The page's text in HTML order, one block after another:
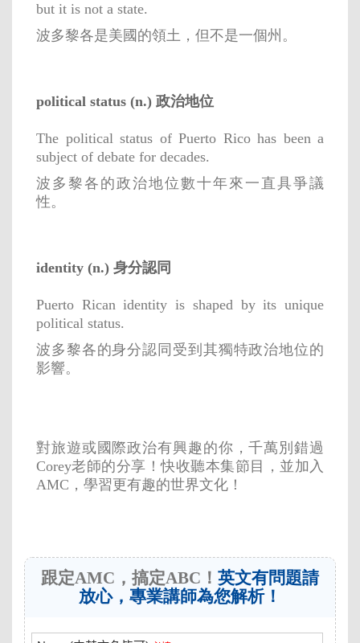
but it is not a state.
波多黎各是美國的領土，但不是一個州。
political status (n.) 政治地位
The political status of Puerto Rico has been a
subject of debate for decades.
波多黎各的政治地位數十年來一直具爭議
性。
identity (n.) 身分認同
Puerto Rican identity is shaped by its unique
political status.
波多黎各的身分認同受到其獨特政治地位的
影響。
對旅遊或國際政治有興趣的你，千萬別錯過
Corey老師的分享！快收聽本集節目，並加入
AMC，學習更有趣的世界文化！
跟定AMC，搞定ABC！ 英文有問題請
放心，專業講師為您解析！